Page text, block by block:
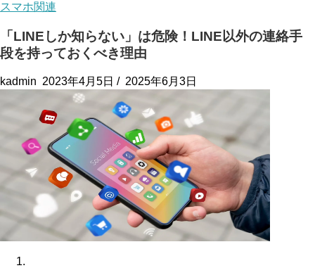
スマホ関連
「LINEしか知らない」は危険！LINE以外の連絡手
段を持っておくべき理由
kadmin 2023年4月5日 / 2025年6月3日